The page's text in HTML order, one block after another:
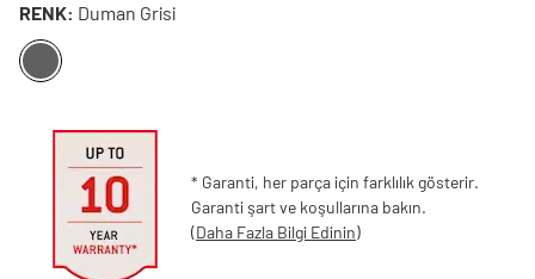
RENK: Duman Grisi
* Garanti, her parça için farklılık gösterir.
Garanti şart ve koşullarına bakın.
(Daha Fazla Bilgi Edinin)